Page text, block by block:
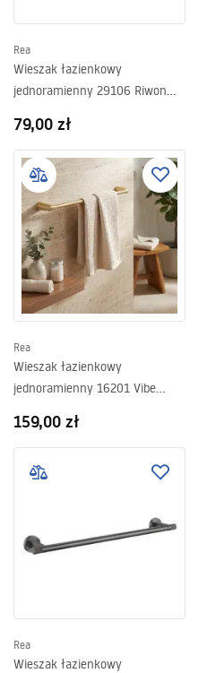
Rea
Wieszak łazienkowy
jednoramienny 29106 Riwon
79,00 zł
Rea
Wieszak łazienkowy
jednoramienny 16201 Vibe
159,00 zł
Rea
Wieszak łazienkowy